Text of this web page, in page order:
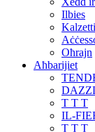
Ilbies
Kalzetti
Oħrajn
Aħbarijiet
T T T
IL-
T T T